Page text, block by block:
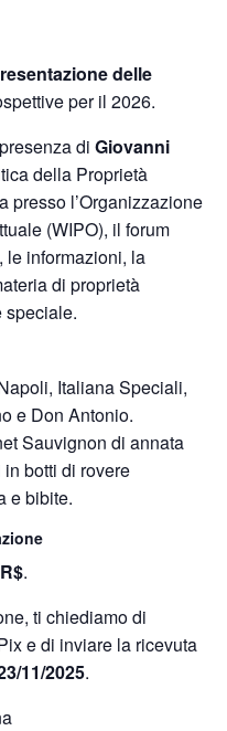
delle
per il 2026.
di Giovanni
della Proprietà
presso l’Organizzazione
(WIPO), il forum
le informazioni, la
di proprietà
speciale.
Italiana Speciali,
e Don Antonio.
Sauvignon di annata
botti di rovere
e bibite.
.
ti chiediamo di
e di inviare la ricevuta
11/2025.